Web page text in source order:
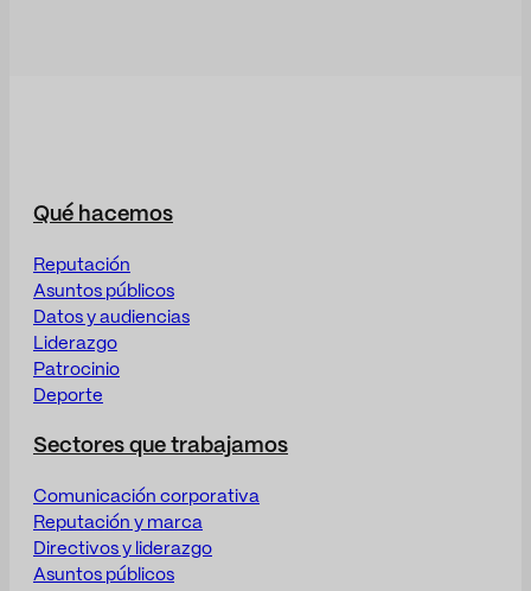
Qué hacemos
Reputación
Asuntos públicos
Datos y audiencias
Liderazgo
Patrocinio
Deporte
Sectores que trabajamos
Comunicación corporativa
Reputación y marca
Directivos y liderazgo
Asuntos públicos